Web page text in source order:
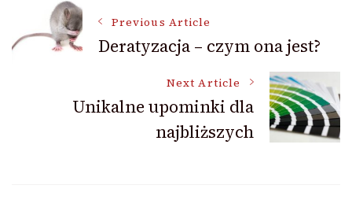
Post
Navigation
Previous Article
Deratyzacja – czym ona jest?
Next Article
Unikalne upominki dla
najbliższych